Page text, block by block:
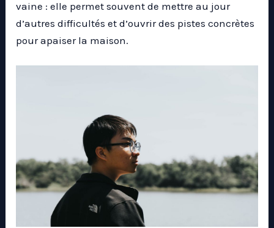
vaine : elle permet souvent de mettre au jour
d’autres difficultés et d’ouvrir des pistes concrètes
pour apaiser la maison.